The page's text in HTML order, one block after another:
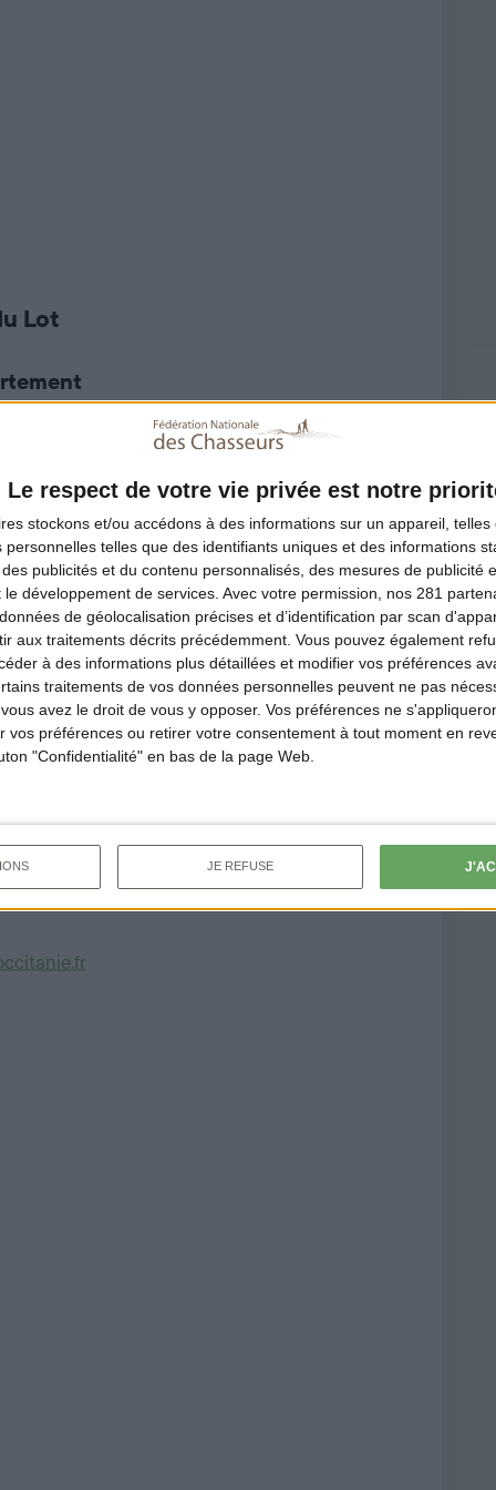
Le respect de votre vie privée est notre
stockons et/ou accédons à des informations sur un appareil, telles
personnelles telles que des identifiants uniques et des informations
publicités et du contenu personnalisés, des mesures de publicité
développement de services. Avec votre permission, nos 281
de géolocalisation précises et d’identification par scan
aux traitements décrits précédemment. Vous pouvez également
à des informations plus détaillées et modifier vos préférences
traitements de vos données personnelles peuvent ne pas
avez le droit de vous y opposer. Vos préférences ne
vos préférences ou retirer votre consentement à tout moment en
"Confidentialité" en bas de la page Web.
JE REFUSE
Lot
soir
de l'arrêté relatif à
de la chasse dans le
cliquez ici.
XXIII